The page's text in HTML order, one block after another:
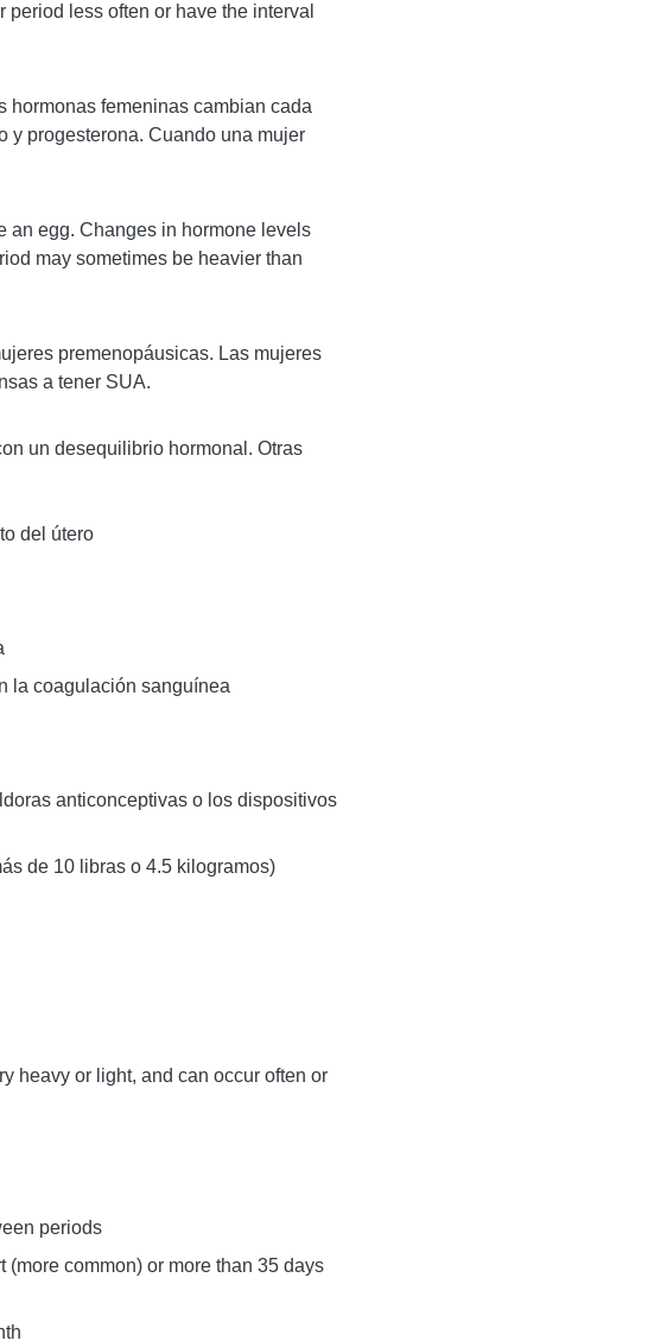
less often or have the interval
hormonas femeninas cambian cada
y progesterona. Cuando una mujer
an egg. Changes in hormone levels
may sometimes be heavier than
premenopáusicas. Las mujeres
a tener SUA.
un desequilibrio hormonal. Otras
del útero
la coagulación sanguínea
anticonceptivas o los dispositivos
de 10 libras o 4.5 kilogramos)
heavy or light, and can occur often or
periods
common) or more than 35 days